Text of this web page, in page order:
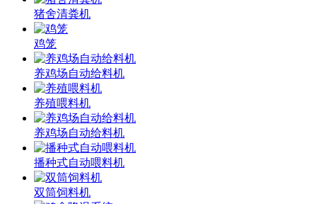
猪舍清粪机
鸡笼
养鸡场自动给料机
养殖喂料机
养鸡场自动给料机
播种式自动喂料机
双筒饲料机